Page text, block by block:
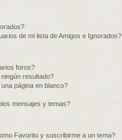
de mi lista de Amigos e Ignorados?
foros?
resultado?
página en blanco?
mensajes y temas?
Favorito y suscribirme a un tema?